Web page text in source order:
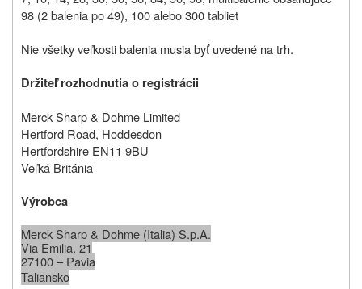
98 (2 balenia po 49), 100 alebo 300 tabliet
Nie všetky veľkosti balenia musia byť uvedené na trh.
Držiteľ rozhodnutia o registrácii
Merck Sharp & Dohme Limited
Hertford Road, Hoddesdon
Hertfordshire EN11 9BU
Veľká Británia
Výrobca
Merck Sharp & Dohme (Italia) S.p.A.
Via Emilia, 21
27100 – Pavia
Taliansko